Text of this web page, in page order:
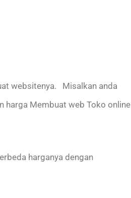
websitenya. Misalkan anda
harga Membuat web Toko online
harganya dengan